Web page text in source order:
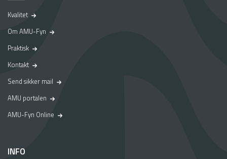
Kvalitet
Om AMU-Fyn
Praktisk
Kontakt
Send sikker mail
AMU portalen
AMU-Fyn Online
INFO